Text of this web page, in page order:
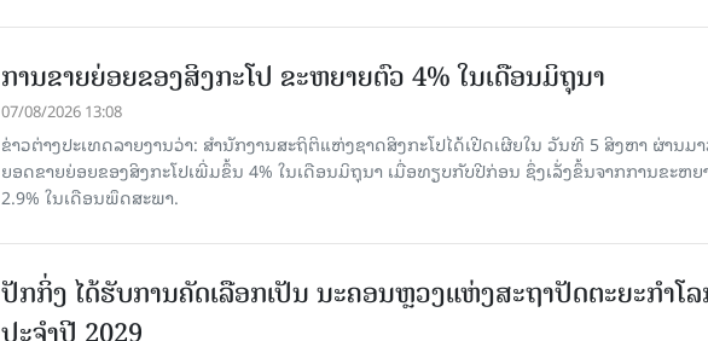
ການຂາຍຍ່ອຍຂອງສິງກະໂປ ຂະຫຍາຍຕົວ 4% ໃນເດືອນມິຖຸນາ
07/08/2026 13:08
ຂ່າວຕ່າງປະເທດລາຍງານວ່າ: ສຳນັກງານສະຖິຕິແຫ່ງຊາດສິງກະໂປໄດ້ເປີດເຜີຍໃນ ວັນທີ 5 ສິງຫາ ຜ່ານມາ
ຍອດຂາຍຍ່ອຍຂອງສິງກະໂປເພີ່ມຂຶ້ນ 4% ໃນເດືອນມິຖຸນາ ເມື່ອທຽບກັບປີກ່ອນ ຊຶ່ງເລັ່ງຂຶ້ນຈາກການຂະຫຍ
2.9% ໃນເດືອນພຶດສະພາ.
ປັກກິ່ງ ໄດ້ຮັບການຄັດເລືອກເປັນ ນະຄອນຫຼວງແຫ່ງສະຖາປັດຕະຍະກຳໂ